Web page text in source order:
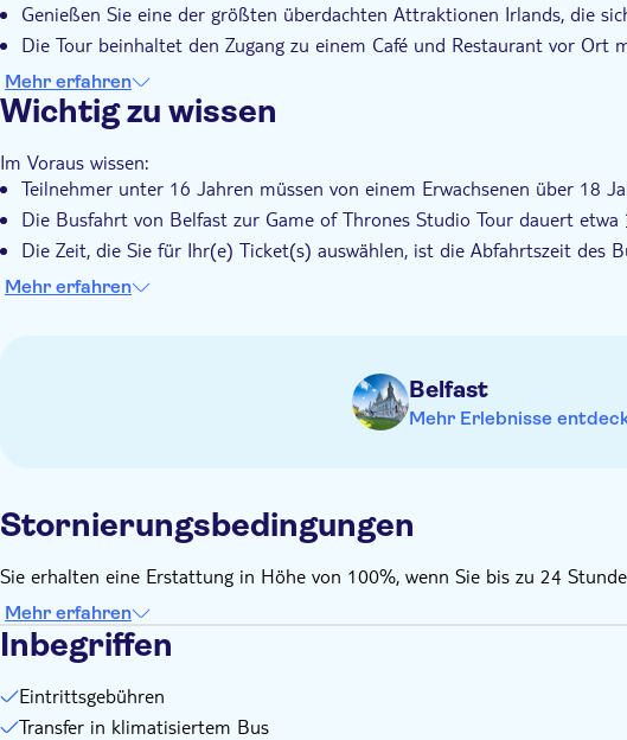
Genießen Sie eine der größten überdachten Attraktionen Irlands, die
Die Tour beinhaltet den Zugang zu einem Café und Restaurant vor Ort
Leicht zu erreichen: Hin- und Rückfahrt mit dem Bus ab Belfast
Mehr erfahren
Wichtig zu wissen
Im Voraus wissen:
Teilnehmer unter 16 Jahren müssen von einem Erwachsenen über 18
Die Busfahrt von Belfast zur Game of Thrones Studio Tour dauert etwa
Die Zeit, die Sie für Ihr(e) Ticket(s) auswählen, ist die Abfahrtszeit des
Bitte stellen Sie sicher, dass Sie 15 Minuten vor der auf Ihrem Ticket
Mehr erfahren
Belfast
Mehr Erlebnisse
Stornierungsbedingungen
Sie erhalten eine Erstattung in Höhe von 100%, wenn Sie bis zu 24
Mehr erfahren
Inbegriffen
Eintrittsgebühren
Transfer in klimatisiertem Bus